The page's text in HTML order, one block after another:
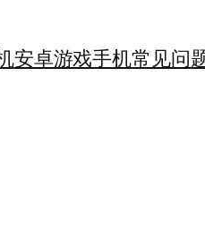
安卓游戏手机常见问